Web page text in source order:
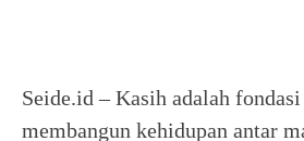
Seide.id – Kasih adalah
membangun kehidupan antar